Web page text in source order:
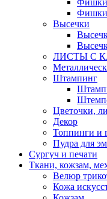
Фишки
Высечки
ЛИСТЫ С
Штампинг
Цветочки,
Декор
Топпинги и
Пудра для
Сургуч и печати
Ткани, кожзам,
Велюр
Кожа